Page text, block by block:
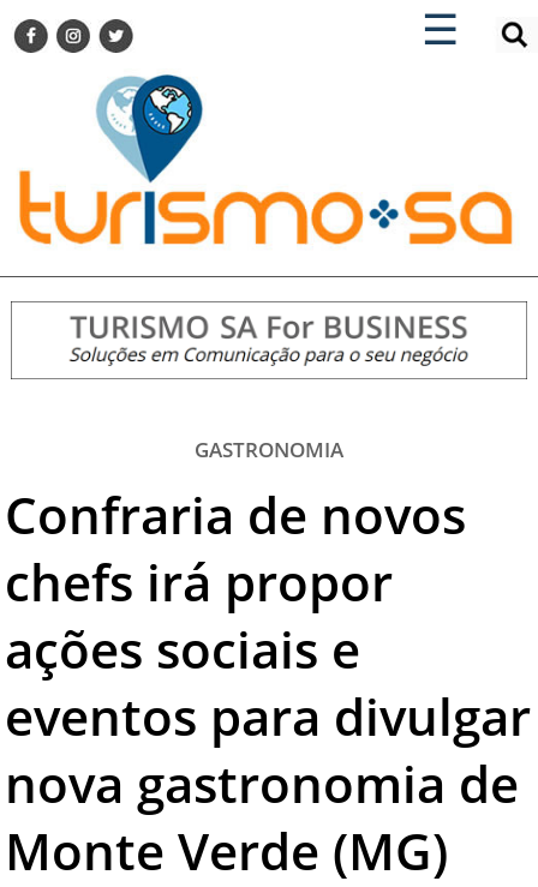
☰
×
TURISMO SA FOR BUSINESS
DESTINOS NACIONAIS
DESTINOS INTERNACIONAIS
CITY BREAK
TURISMO E MERCADO
EVENTOS
HOTELARIA
DICAS
VITRINE
TURISMO SA TV
TESTADO E APROVADO
ÚLTIMAS NOTÍCIAS
PARCEIROS
QUEM SOMOS - EQUIPE
CONTATO
×
ENCONTRE SUA NOTÍCIA
GASTRONOMIA
Confraria de novos
chefs irá propor
ações sociais e
eventos para divulgar
nova gastronomia de
Monte Verde (MG)